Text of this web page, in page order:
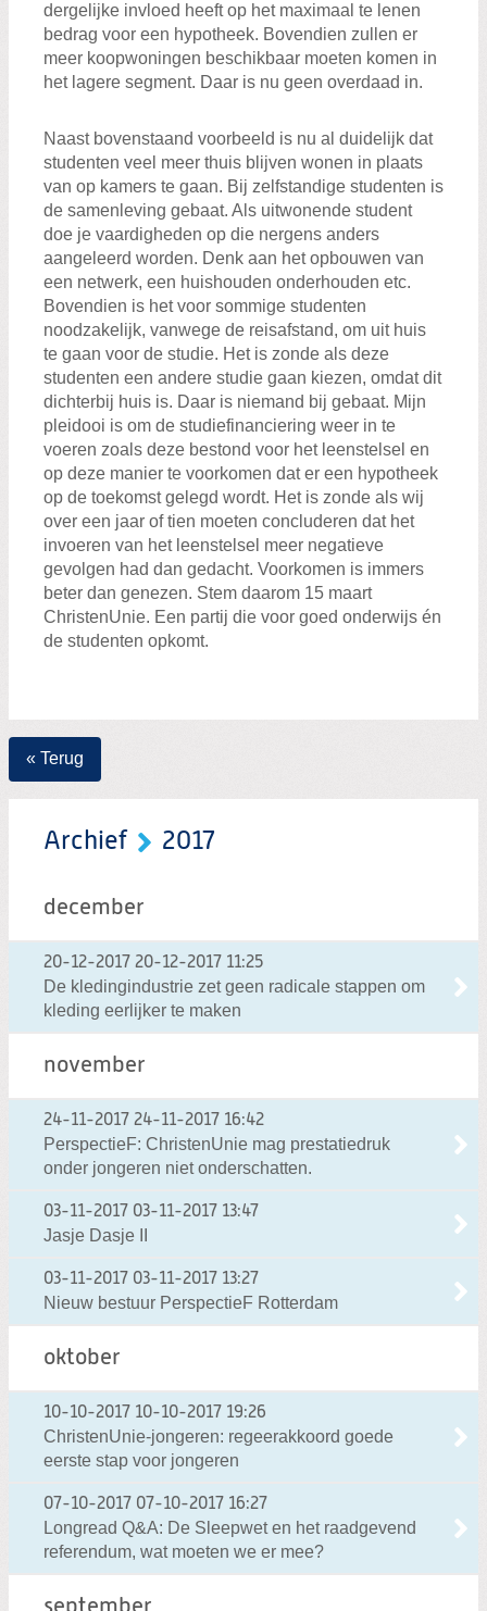
dergelijke invloed heeft op het maximaal te lenen
bedrag voor een hypotheek. Bovendien zullen er
meer koopwoningen beschikbaar moeten komen in
het lagere segment. Daar is nu geen overdaad in.
Naast bovenstaand voorbeeld is nu al duidelijk dat
studenten veel meer thuis blijven wonen in plaats
van op kamers te gaan. Bij zelfstandige studenten is
de samenleving gebaat. Als uitwonende student
doe je vaardigheden op die nergens anders
aangeleerd worden. Denk aan het opbouwen van
een netwerk, een huishouden onderhouden etc.
Bovendien is het voor sommige studenten
noodzakelijk, vanwege de reisafstand, om uit huis
te gaan voor de studie. Het is zonde als deze
studenten een andere studie gaan kiezen, omdat dit
dichterbij huis is. Daar is niemand bij gebaat. Mijn
pleidooi is om de studiefinanciering weer in te
voeren zoals deze bestond voor het leenstelsel en
op deze manier te voorkomen dat er een hypotheek
op de toekomst gelegd wordt. Het is zonde als wij
over een jaar of tien moeten concluderen dat het
invoeren van het leenstelsel meer negatieve
gevolgen had dan gedacht. Voorkomen is immers
beter dan genezen. Stem daarom 15 maart
ChristenUnie. Een partij die voor goed onderwijs én
de studenten opkomt.
« Terug
Archief 2017
december
20-12-2017 20-12-2017 11:25
De kledingindustrie zet geen radicale stappen om
kleding eerlijker te maken
november
24-11-2017 24-11-2017 16:42
PerspectieF: ChristenUnie mag prestatiedruk
onder jongeren niet onderschatten.
03-11-2017 03-11-2017 13:47
Jasje Dasje II
03-11-2017 03-11-2017 13:27
Nieuw bestuur PerspectieF Rotterdam
oktober
10-10-2017 10-10-2017 19:26
ChristenUnie-jongeren: regeerakkoord goede
eerste stap voor jongeren
07-10-2017 07-10-2017 16:27
Longread Q&A: De Sleepwet en het raadgevend
referendum, wat moeten we er mee?